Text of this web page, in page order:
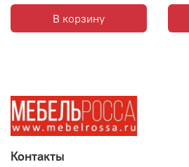
В корзину
Контакты